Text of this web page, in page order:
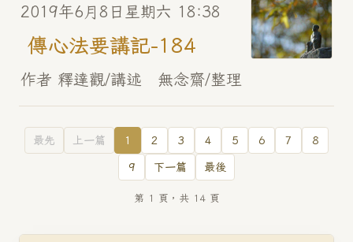
2019年6月8日星期六 18:38
傳心法要講記-184
作者 釋達觀/講述 無念齋/整理
最先 上一篇 1 2 3 4 5 6 7
8
9
下一篇 最後
第 1 頁，共 14 頁